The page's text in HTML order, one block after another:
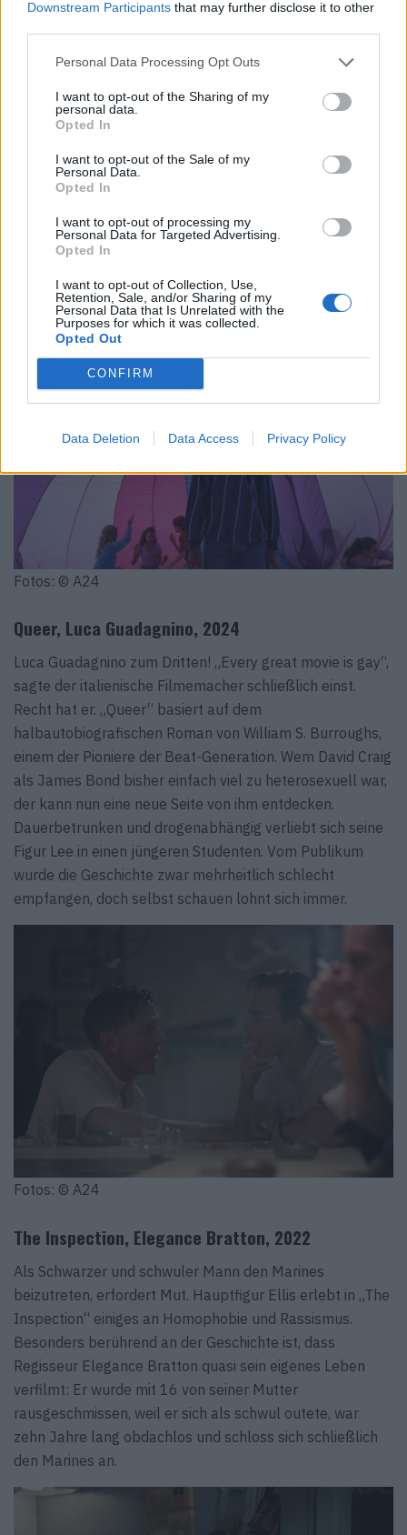
Downstream Participants that may further disclose it to other
Personal Data Processing Opt Outs
I want to opt-out of the Sharing of my
personal data.
Opted In
I want to opt-out of the Sale of my
Personal Data.
Opted In
I want to opt-out of processing my
Personal Data for Targeted Advertising.
Opted In
I want to opt-out of Collection, Use,
Retention, Sale, and/or Sharing of my
Personal Data that Is Unrelated with the
Purposes for which it was collected.
Opted Out
CONFIRM
Data Deletion Data Access Privacy Policy
I Saw The TV Glow, Jane Schoenbrun, 2024
Die Reise zur eigenen Identität und Selbstakzeptanz
kann sich anfühlen wie ein Horrorfilm. Ein passendes
Entdeckung der eigenen Transidentität gelesen werden
kann. Die beiden ProtagonistInnen flüchten vor der
Realität, in dem sie sich gänzlich ihrer Obsession mit einer
TV-Show hingeben – doch das kann nur vorübergehend
eigenen Selbst auseinandersetzen.
Fotos: © A24
Queer, Luca Guadagnino, 2024
Luca Guadagnino zum Dritten! „Every great movie is gay“,
sagte der italienische Filmemacher schließlich einst.
Recht hat er. „Queer“ basiert auf dem
halbautobiografischen Roman von William S. Burroughs,
einem der Pioniere der Beat-Generation. Wem David Craig
als James Bond bisher einfach viel zu heterosexuell war,
der kann nun eine neue Seite von ihm entdecken.
Dauerbetrunken und drogenabhängig verliebt sich seine
Figur Lee in einen jüngeren Studenten. Vom Publikum
wurde die Geschichte zwar mehrheitlich schlecht
empfangen, doch selbst schauen lohnt sich immer.
Fotos: © A24
The Inspection, Elegance Bratton, 2022
Als Schwarzer und schwuler Mann den Marines
beizutreten, erfordert Mut. Hauptfigur Ellis erlebt in „The
Inspection“ einiges an Homophobie und Rassismus.
Besonders berührend an der Geschichte ist, dass
Regisseur Elegance Bratton quasi sein eigenes Leben
verfilmt: Er wurde mit 16 von seiner Mutter
rausgeschmissen, weil er sich als schwul outete, war
zehn Jahre lang obdachlos und schloss sich schließlich
den Marines an.